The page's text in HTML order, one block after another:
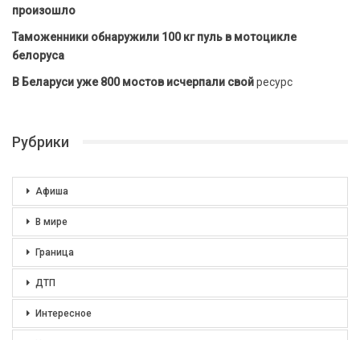
произошло
Таможенники обнаружили 100 кг пуль в мотоцикле
белоруса
В Беларуси уже 800 мостов исчерпали свойресурс
Рубрики
Афиша
В мире
Граница
ДТП
Интересное